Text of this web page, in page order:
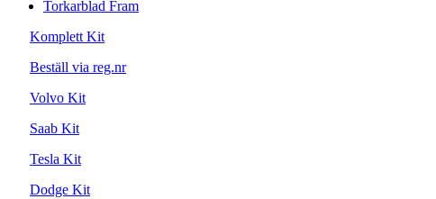
Torkarblad Fram
Komplett Kit
Beställ via reg.nr
Volvo Kit
Saab Kit
Tesla Kit
Dodge Kit